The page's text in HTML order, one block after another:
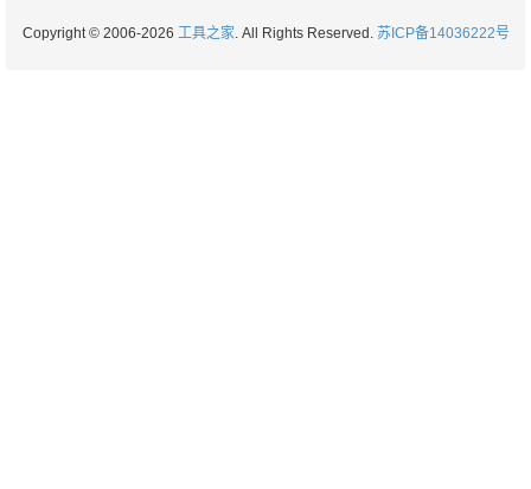
Copyright © 2006-2026 工具之家. All Rights Reserved. 苏ICP备14036222号